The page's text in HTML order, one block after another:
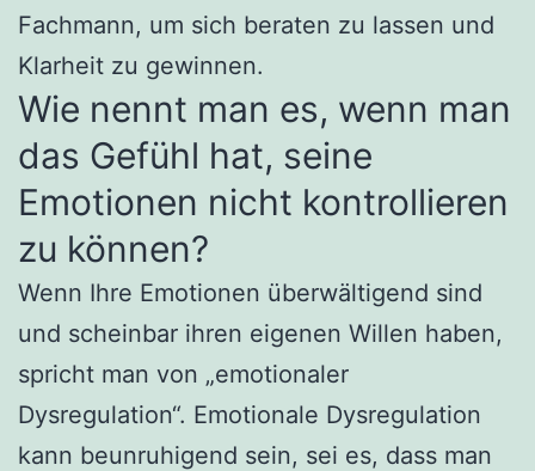
Fachmann, um sich beraten zu lassen und
Klarheit zu gewinnen.
Wie nennt man es, wenn man
das Gefühl hat, seine
Emotionen nicht kontrollieren
zu können?
Wenn Ihre Emotionen überwältigend sind
und scheinbar ihren eigenen Willen haben,
spricht man von „emotionaler
Dysregulation“. Emotionale Dysregulation
kann beunruhigend sein, sei es, dass man